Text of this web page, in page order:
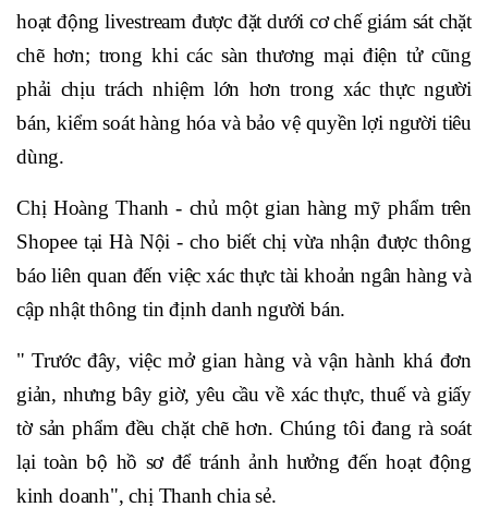
hoạt động livestream được đặt dưới cơ chế giám sát chặt
chẽ hơn; trong khi các sàn thương mại điện tử cũng
phải chịu trách nhiệm lớn hơn trong xác thực người
bán, kiểm soát hàng hóa và bảo vệ quyền lợi người tiêu
dùng.
Chị Hoàng Thanh - chủ một gian hàng mỹ phẩm trên
Shopee tại Hà Nội - cho biết chị vừa nhận được thông
báo liên quan đến việc xác thực tài khoản ngân hàng và
cập nhật thông tin định danh người bán.
" Trước đây, việc mở gian hàng và vận hành khá đơn
giản, nhưng bây giờ, yêu cầu về xác thực, thuế và giấy
tờ sản phẩm đều chặt chẽ hơn. Chúng tôi đang rà soát
lại toàn bộ hồ sơ để tránh ảnh hưởng đến hoạt động
kinh doanh", chị Thanh chia sẻ.